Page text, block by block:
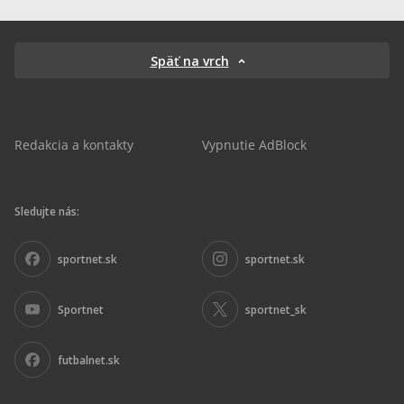
Späť na vrch
Redakcia a kontakty Vypnutie AdBlock
Sledujte nás:
sportnet.sk sportnet.sk
Sportnet sportnet_sk
futbalnet.sk